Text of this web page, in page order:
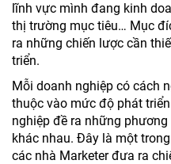
lĩnh vực mình đang kinh
thị trường mục tiêu… Mục
ra những chiến lược cần
triển.
Mỗi doanh nghiệp có cách
thuộc vào mức độ phát
nghiệp đề ra những
khác nhau. Đây là một
các nhà Marketer đưa ra